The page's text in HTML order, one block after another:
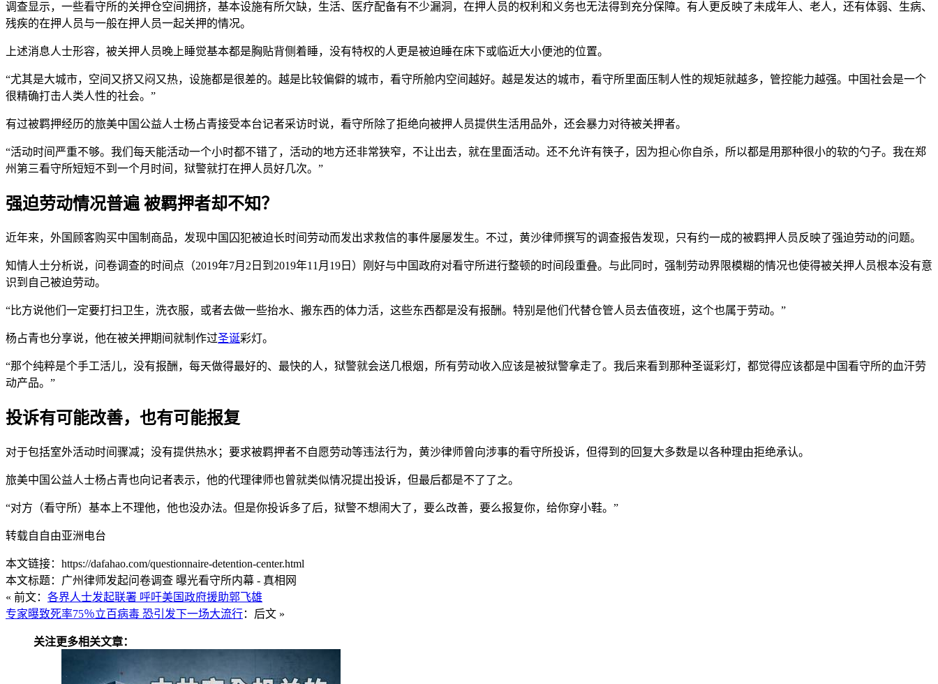
调查显示，一些看守所的关押仓空间拥挤，基本设施有所欠缺，生活、医疗配备有不少漏洞，在押人员的权利和义务也无法得到充分保障。有人更反映了未成年人、老人，还有体弱、生病、
残疾的在押人员与一般在押人员一起关押的情况。
上述消息人士形容，被关押人员晚上睡觉基本都是胸贴背侧着睡，没有特权的人更是被迫睡在床下或临近大小便池的位置。
“尤其是大城市，空间又挤又闷又热，设施都是很差的。越是比较偏僻的城市，看守所舱内空间越好。越是发达的城市，看守所里面压制人性的规矩就越多，管控能力越强。中国社会是一个
很精确打击人类人性的社会。”
有过被羁押经历的旅美中国公益人士杨占青接受本台记者采访时说，看守所除了拒绝向被押人员提供生活用品外，还会暴力对待被关押者。
“活动时间严重不够。我们每天能活动一个小时都不错了，活动的地方还非常狭窄，不让出去，就在里面活动。还不允许有筷子，因为担心你自杀，所以都是用那种很小的软的勺子。我在郑
州第三看守所短短不到一个月时间，狱警就打在押人员好几次。”
强迫劳动情况普遍 被羁押者却不知？
近年来，外国顾客购买中国制商品，发现中国囚犯被迫长时间劳动而发出求救信的事件屡屡发生。不过，黄沙律师撰写的调查报告发现，只有约一成的被羁押人员反映了强迫劳动的问题。
知情人士分析说，问卷调查的时间点（2019年7月2日到2019年11月19日）刚好与中国政府对看守所进行整顿的时间段重叠。与此同时，强制劳动界限模糊的情况也使得被关押人员根本没有意
识到自己被迫劳动。
“比方说他们一定要打扫卫生，洗衣服，或者去做一些抬水、搬东西的体力活，这些东西都是没有报酬。特别是他们代替仓管人员去值夜班，这个也属于劳动。”
杨占青也分享说，他在被关押期间就制作过圣诞彩灯。
“那个纯粹是个手工活儿，没有报酬，每天做得最好的、最快的人，狱警就会送几根烟，所有劳动收入应该是被狱警拿走了。我后来看到那种圣诞彩灯，都觉得应该都是中国看守所的血汗劳
动产品。”
投诉有可能改善，也有可能报复
对于包括室外活动时间骤减；没有提供热水；要求被羁押者不自愿劳动等违法行为，黄沙律师曾向涉事的看守所投诉，但得到的回复大多数是以各种理由拒绝承认。
旅美中国公益人士杨占青也向记者表示，他的代理律师也曾就类似情况提出投诉，但最后都是不了了之。
“对方（看守所）基本上不理他，他也没办法。但是你投诉多了后，狱警不想闹大了，要么改善，要么报复你，给你穿小鞋。”
转载自自由亚洲电台
本文链接：https://dafahao.com/questionnaire-detention-center.html
本文标题：广州律师发起问卷调查 曝光看守所内幕 - 真相网
« 前文： 各界人士发起联署 呼吁美国政府援助郭飞雄
专家曝致死率75％立百病毒 恐引发下一场大流行：后文 »
关注更多相关文章：